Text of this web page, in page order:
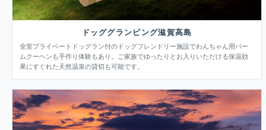
ドッググランピング滋賀高島
全室プライベートドッグラン付のドッグフレンドリー施設でわんちゃん用バー
ムクーヘンも手作り体験もあり。ご家族でゆったりとお入りいただける保温効
果にすぐれた天然温泉の貸切も可能です。